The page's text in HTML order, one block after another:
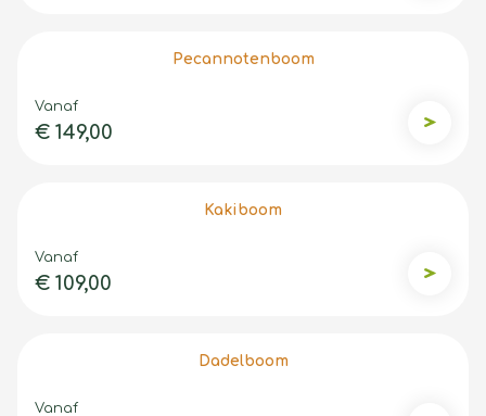
Pecannotenboom
Vanaf
€ 149,00
Kakiboom
Vanaf
€ 109,00
Dadelboom
Vanaf